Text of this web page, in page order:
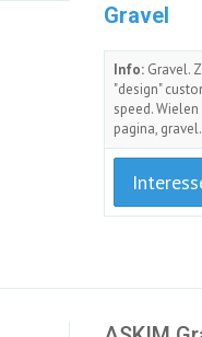
Gravel
Info:Gravel.
"design"
speed. Wielen
pagina, gravel.